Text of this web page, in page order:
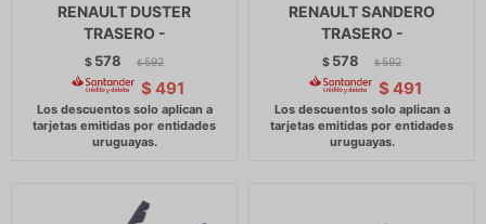
RENAULT DUSTER
TRASERO -
$ 578 $ 592
$ 491
RENAULT SANDERO
TRASERO -
$ 578 $ 592
$ 491